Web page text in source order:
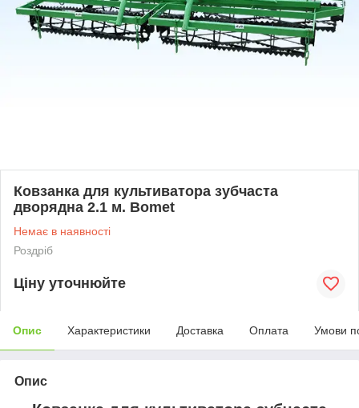
Ковзанка для культиватора зубчаста
дворядна 2.1 м. Bomet
Немає в наявності
Роздріб
Ціну уточнюйте
Опис Характеристики Доставка Оплата Умови
Опис